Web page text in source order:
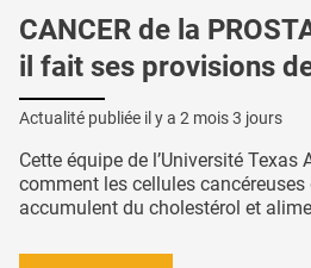
CANCER de la
il fait ses provisions
Actualité publiée il y a 2 mois 3 jours
Cette équipe de l’Université
comment les cellules
accumulent du cholestérol et